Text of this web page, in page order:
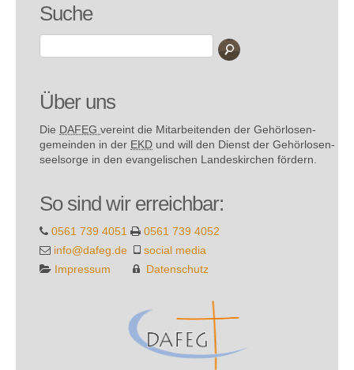
Suche
Über uns
Die DAFEG vereint die Mitarbeitenden der Gehör­losen­
gemeinden in der EKD und will den Dienst der Gehör­losen­
seel­sorge in den evange­lischen Landes­kirchen fördern.
So sind wir erreichbar:
0561 739 4051
0561 739 4052
info@dafeg.de
social media
Impressum
Datenschutz